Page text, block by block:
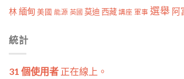
林 緬甸 美國 能源 英國 莫迪 西藏 講座 軍事 選舉 阿
統計
31 個使用者 正在線上。